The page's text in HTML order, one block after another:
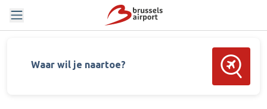
Waar wil je naartoe? Zoek